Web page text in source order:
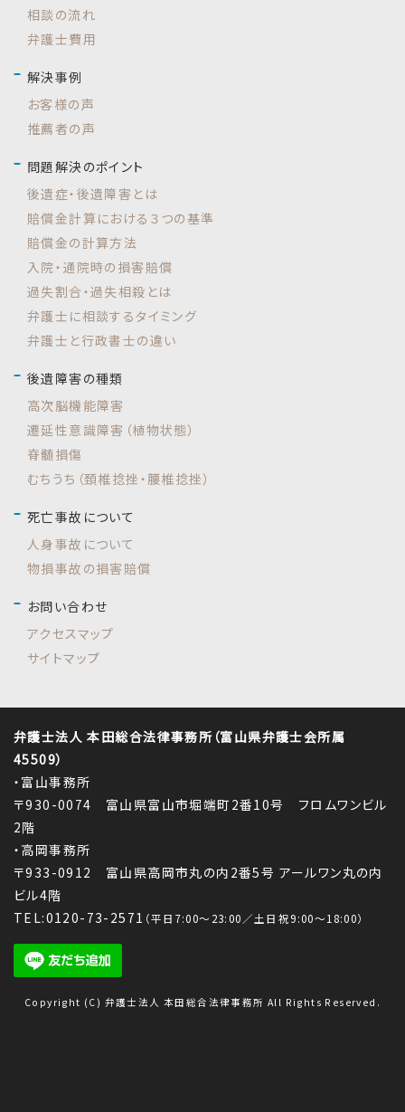
相談の流れ
弁護士費用
解決事例
お客様の声
推薦者の声
問題解決のポイント
後遺症・後遺障害とは
賠償金計算における３つの基準
賠償金の計算方法
入院・通院時の損害賠償
過失割合・過失相殺とは
弁護士に相談するタイミング
弁護士と行政書士の違い
後遺障害の種類
高次脳機能障害
遷延性意識障害（植物状態）
脊髄損傷
むちうち（頚椎捻挫・腰椎捻挫）
死亡事故について
人身事故について
物損事故の損害賠償
お問い合わせ
アクセスマップ
サイトマップ
弁護士法人 本田総合法律事務所（富山県弁護士会所属
45509）
・富山事務所
〒930-0074 富山県富山市堀端町2番10号 フロムワンビル
2階
・高岡事務所
〒933-0912 富山県高岡市丸の内2番5号 アールワン丸の内
ビル4階
TEL:0120-73-2571 （平日7:00～23:00／土日祝9:00～18:00）
Copyright (C) 弁護士法人 本田総合法律事務所 All Rights Reserved.